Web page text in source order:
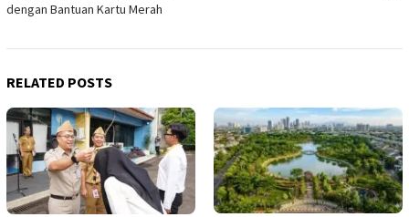
dengan Bantuan Kartu Merah
RELATED POSTS